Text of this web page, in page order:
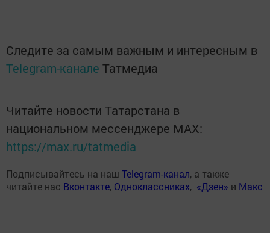
Следите за самым важным и интересным в
Telegram-канале Татмедиа
Читайте новости Татарстана в
национальном мессенджере MАХ:
https://max.ru/tatmedia
Подписывайтесь на наш Telegram-канал, а также
читайте нас Вконтакте, Одноклассниках, «Дзен» и Макс